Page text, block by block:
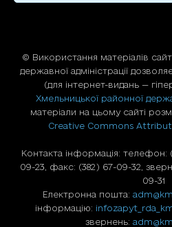
© Використання матерiалiв
державної адміністрації
(для iнтернет-видань —
Хмельницької районної
матеріали на цьому сайті
Creative Commons
Контакта інформація: телефон:
09-23, факс: (382) 67-09-32,
09-31
Електронна пошта:
інформацію:
звернень: